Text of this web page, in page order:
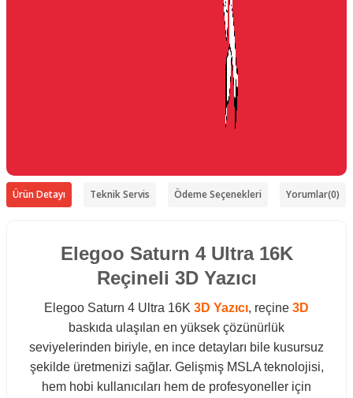
Ürün Detayı Teknik Servis Ödeme Seçenekleri Yorumlar(0)
Elegoo Saturn 4 Ultra 16K
Reçineli 3D Yazıcı
Elegoo Saturn 4 Ultra 16K 3D Yazıcı, reçine 3D
baskıda ulaşılan en yüksek çözünürlük
seviyelerinden biriyle, en ince detayları bile kusursuz
şekilde üretmenizi sağlar. Gelişmiş MSLA teknolojisi,
hem hobi kullanıcıları hem de profesyoneller için